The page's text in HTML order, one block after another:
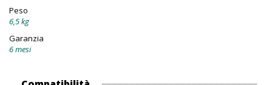
Peso
6,5 kg
Garanzia
6 mesi